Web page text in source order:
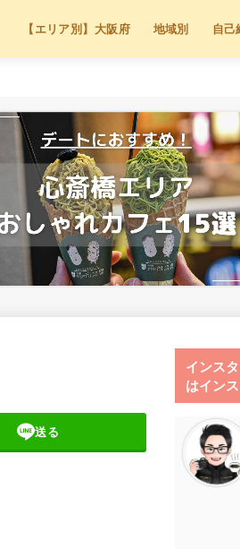
【エリア別】大阪府 地域別 自己
送る
インス
はイン